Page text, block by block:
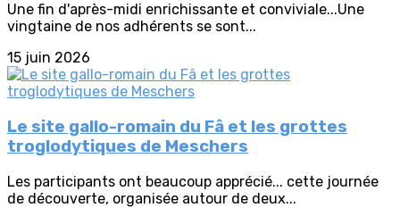
Une fin d'après-midi enrichissante et conviviale...Une
vingtaine de nos adhérents se sont...
15 juin 2026
Le site gallo-romain du Fâ et les grottes
troglodytiques de Meschers
Les participants ont beaucoup apprécié... cette journée
de découverte, organisée autour de deux...